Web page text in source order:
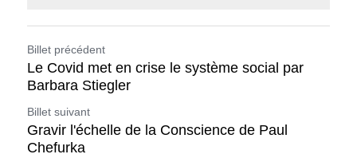
Billet précédent
Le Covid met en crise le système social par
Barbara Stiegler
Billet suivant
Gravir l'échelle de la Conscience de Paul
Chefurka